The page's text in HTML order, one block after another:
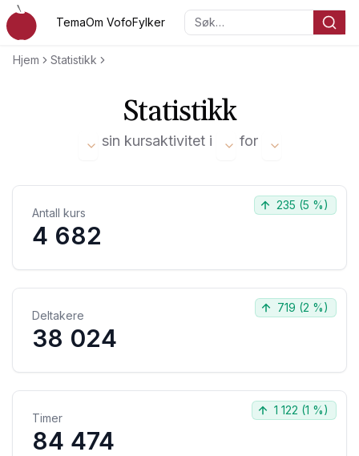
Hopp til hovedinnholdet
Voksenopplæringsforbundet
TemaOm VofoFylker Søk…
Hjem Statistikk
Statistikk
sin kursaktivitet i for
Antall kurs
235 (5 %)
4 682
Deltakere
719 (2 %)
38 024
Timer
1 122 (1 %)
84 474